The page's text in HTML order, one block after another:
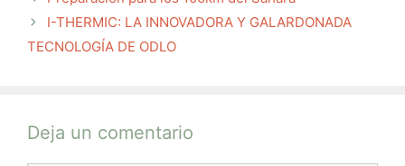
I-THERMIC: LA INNOVADORA Y GALARDONADA
TECNOLOGÍA DE ODLO
Deja un comentario